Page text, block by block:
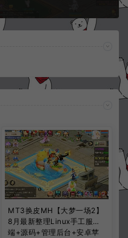
MT3换皮MH【大梦一场2】
8月最新整理Linux手工服务
端+源码+管理后台+安卓苹